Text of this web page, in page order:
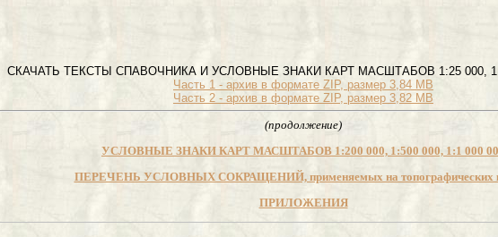
СКАЧАТЬ ТЕКСТЫ СПАВОЧНИКА И УСЛОВНЫЕ ЗНАКИ КАРТ МАСШТАБОВ 1:25 000,
Часть 1 - архив в формате ZIP, размер 3,84 MB
Часть 2 - архив в формате ZIP, размер 3,82 MB
(продолжение)
УСЛОВНЫЕ ЗНАКИ КАРТ МАСШТАБОВ 1:200 000, 1:500 000, 1:1 000
ПЕРЕЧЕНЬ УСЛОВНЫХ СОКРАЩЕНИЙ, применяемых на топографических
ПРИЛОЖЕНИЯ